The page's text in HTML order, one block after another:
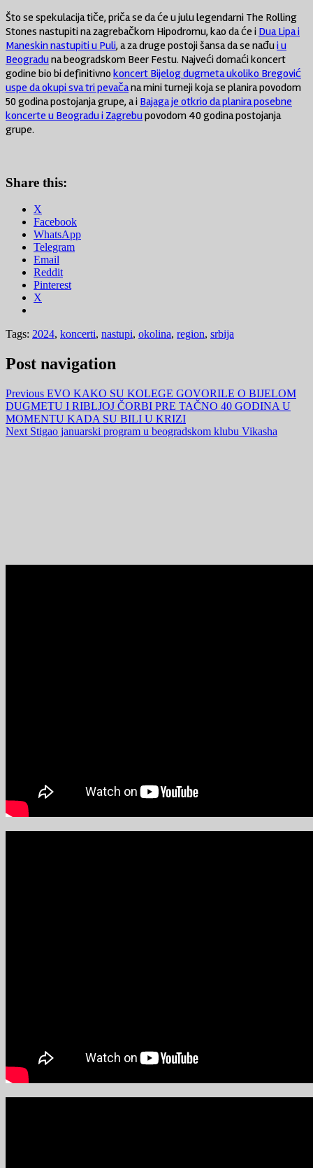
Što se spekulacija tiče, priča se da će u julu legendarni The Rolling
Stones nastupiti na zagrebačkom Hipodromu, kao da će i Dua Lipa i
Maneskin nastupiti u Puli, a za druge postoji šansa da se nađui u
Beograduna beogradskom Beer Festu. Najveći domaći koncert
godine bio bi definitivno koncert Bijelog dugmeta ukoliko Bregović
uspe da okupi sva tri pevačana mini turneji koja se planira povodom
50 godina postojanja grupe, a i Bajaga je otkrio da planira posebne
koncerte u Beogradu i Zagrebupovodom 40 godina postojanja
grupe.
Share this:
X
Facebook
WhatsApp
Telegram
Email
Reddit
Pinterest
X
Tags: 2024, koncerti, nastupi, okolina, region, srbija
Post navigation
Previous EVO KAKO SU KOLEGE GOVORILE O BIJELOM
DUGMETU I RIBLJOJ ČORBI PRE TAČNO 40 GODINA U
MOMENTU KADA SU BILI U KRIZI
Next Stigao januarski program u beogradskom klubu Vikasha